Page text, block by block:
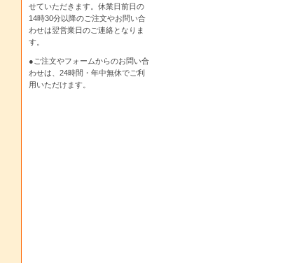
せていただきます。休業日前日の
14時30分以降のご注文やお問い合
わせは翌営業日のご連絡となりま
す。
●ご注文やフォームからのお問い合
わせは、 24時間・年中無休でご利
用いただけます。